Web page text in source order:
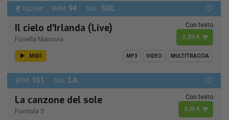
Top Hit BPM: 94 Ton.: SOL
Il cielo d'Irlanda (Live)
Fiorella Mannoia
Con testo
2,99 €
MIDI MP3 VIDEO MULTITRACCIA
BPM: 101 Ton.: LA
La canzone del sole
Formula 3
Con testo
2,19 €